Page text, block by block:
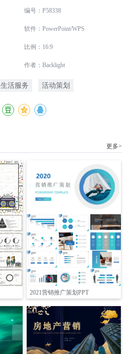
编号：P58338
软件：PowerPoint/WPS
比例：16:9
作者：Backlight
生活服务 活动策划
更多>
2021营销推广策划PPT